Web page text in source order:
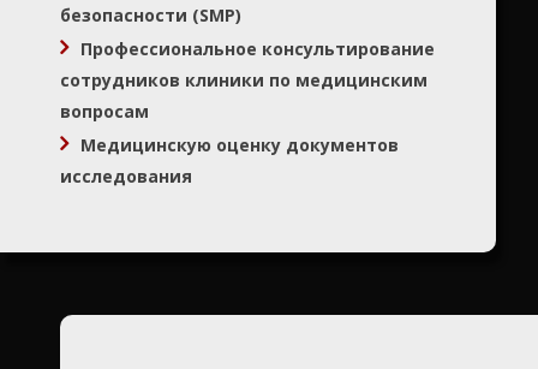
безопасности (SMP)
Профессиональное консультирование
сотрудников клиники по медицинским
вопросам
Медицинскую оценку документов
исследования